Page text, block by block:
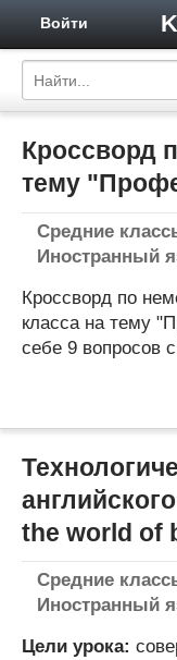
Войти
Кроссворд
тему
Средние
Иностранный
Кроссворд по
класса на тему
себе 9 вопросов
the world of
Средние
Иностранный
Цели урока: